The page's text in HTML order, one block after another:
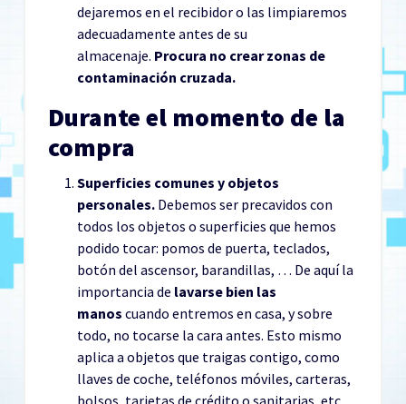
dejaremos en el recibidor o las limpiaremos
adecuadamente antes de su
almacenaje. Procura no crear zonas de
contaminación cruzada.
Durante el momento de la
compra
Superficies comunes y objetos
personales. Debemos ser precavidos con
todos los objetos o superficies que hemos
podido tocar: pomos de puerta, teclados,
botón del ascensor, barandillas, … De aquí la
importancia de lavarse bien las
manos cuando entremos en casa, y sobre
todo, no tocarse la cara antes. Esto mismo
aplica a objetos que traigas contigo, como
llaves de coche, teléfonos móviles, carteras,
bolsos, tarjetas de crédito o sanitarias, etc.